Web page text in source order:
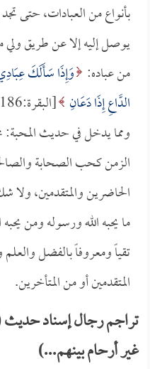
بأنواع من العبادات، حتى
يوصل إليه إلا عن طريق ولي
من عباده: وَإِذَا سَأَلَكَ
الدَّاعِ إِذَا دَعَانِ [البقرة:186].
ومما يدخل في حديث المحبة:
الزمن كحب الصحابة
الحاضرين والمتقدمين،
ما يحبه الله ورسوله ومن
تقياً ومعروفاً بالفضل
المتقدمين أو من المتأخرين.
تراجم رجال إسناد حديث
غير أرحام بينهم...)